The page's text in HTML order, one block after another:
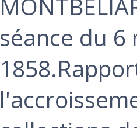
séance du 6